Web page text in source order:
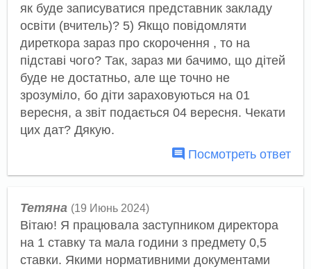
як буде записуватися представник закладу
освіти (вчитель)? 5) Якщо повідомляти
диреткора зараз про скорочення , то на
підставі чого? Так, зараз ми бачимо, що дітей
буде не достатньо, але ще точно не
зрозуміло, бо діти зараховуються на 01
вересня, а звіт подається 04 вересня. Чекати
цих дат? Дякую.
Посмотреть ответ
Тетяна (19 Июнь 2024)
Вітаю! Я працювала заступником директора
на 1 ставку та мала години з предмету 0,5
ставки. Якими нормативними документами